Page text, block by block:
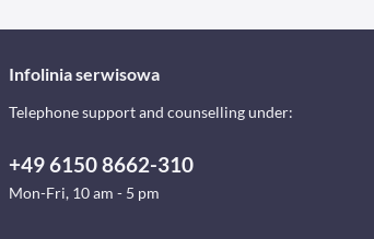
Infolinia serwisowa
Telephone support and counselling under:
+49 6150 8662-310
Mon-Fri, 10 am - 5 pm